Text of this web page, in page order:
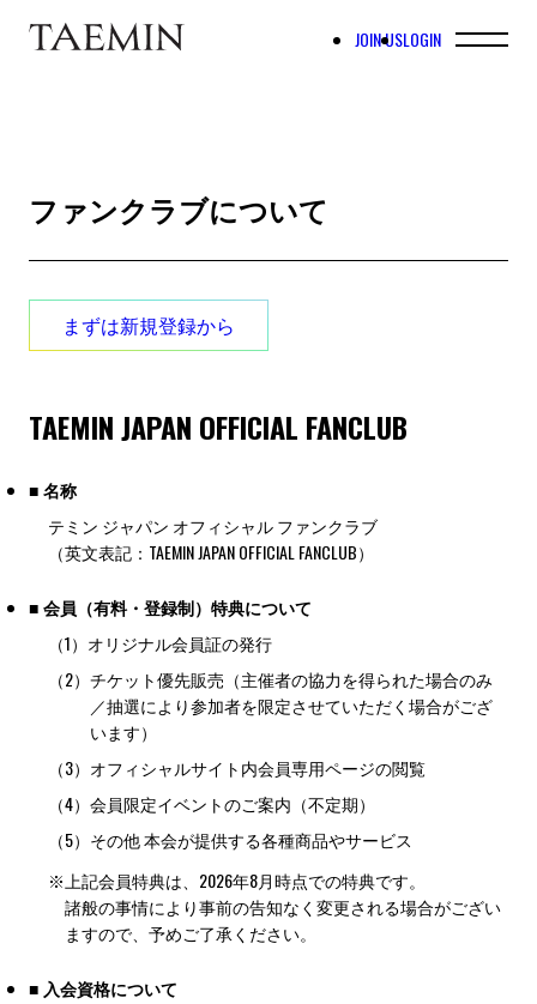
JOIN USLOGIN
ファンクラブについて
まずは新規登録から
TAEMIN JAPAN OFFICIAL FANCLUB
■ 名称
テミン ジャパン オフィシャル ファンクラブ
（英文表記：TAEMIN JAPAN OFFICIAL FANCLUB）
■ 会員（有料・登録制）特典について
（1） オリジナル会員証の発行
（2） チケット優先販売（主催者の協力を得られた場合のみ
／抽選により参加者を限定させていただく場合がござ
います）
（3） オフィシャルサイト内会員専用ページの閲覧
（4） 会員限定イベントのご案内（不定期）
（5） その他 本会が提供する各種商品やサービス
※ 上記会員特典は、2026年8月時点での特典です。
諸般の事情により事前の告知なく変更される場合がござい
ますので、予めご了承ください。
■ 入会資格について